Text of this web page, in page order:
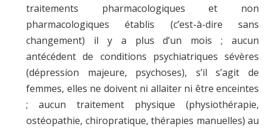
traitements pharmacologiques et non
pharmacologiques établis (c’est-à-dire sans
changement) il y a plus d’un mois ; aucun
antécédent de conditions psychiatriques sévères
(dépression majeure, psychoses), s’il s’agit de
femmes, elles ne doivent ni allaiter ni être enceintes
; aucun traitement physique (physiothérapie,
ostéopathie, chiropratique, thérapies manuelles) au